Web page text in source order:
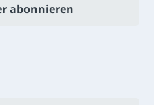
abonnieren